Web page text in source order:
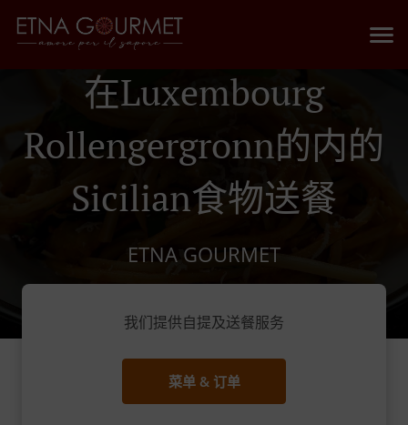
在Luxembourg
Rollengergronn的内的
Sicilian食物送餐
ETNA GOURMET
我们提供自提及送餐服务
菜单 & 订单